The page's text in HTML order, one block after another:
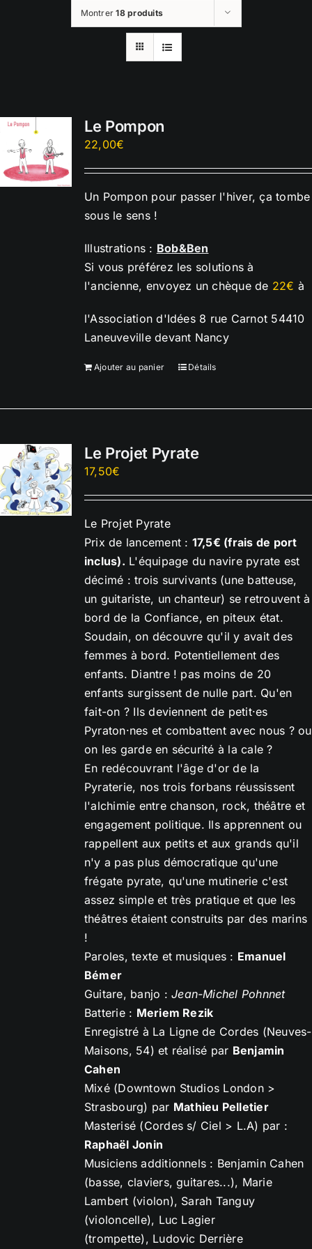
Montrer18 produits
Le Pompon
22,00€
Un Pompon pour passer l'hiver, ça tombe
sous le sens !
Illustrations : Bob&Ben
Si vous préférez les solutions à
l'ancienne, envoyez un chèque de 22€ à
l'Association d'Idées 8 rue Carnot 54410
Laneuveville devant Nancy
Ajouter au panier Détails
Le Projet Pyrate
17,50€
Le Projet Pyrate
Prix de lancement : 17,5€ (frais de port
inclus). L'équipage du navire pyrate est
décimé : trois survivants (une batteuse,
un guitariste, un chanteur) se retrouvent à
bord de la Confiance, en piteux état.
Soudain, on découvre qu'il y avait des
femmes à bord. Potentiellement des
enfants. Diantre ! pas moins de 20
enfants surgissent de nulle part. Qu'en
fait-on ? Ils deviennent de petit·es
Pyraton·nes et combattent avec nous ? ou
on les garde en sécurité à la cale ?
En redécouvrant l'âge d'or de la
Pyraterie, nos trois forbans réussissent
l'alchimie entre chanson, rock, théâtre et
engagement politique. Ils apprennent ou
rappellent aux petits et aux grands qu'il
n'y a pas plus démocratique qu'une
frégate pyrate, qu'une mutinerie c'est
assez simple et très pratique et que les
théâtres étaient construits par des marins
!
Paroles, texte et musiques : Emanuel
Bémer
Guitare, banjo :Jean-Michel Pohnnet
Batterie : Meriem Rezik
Enregistré à La Ligne de Cordes (Neuves-
Maisons, 54) et réalisé par Benjamin
Cahen
Mixé (Downtown Studios London >
Strasbourg) par Mathieu Pelletier
Masterisé (Cordes s/ Ciel > L.A) par :
Raphaël Jonin
Musiciens additionnels : Benjamin Cahen
(basse, claviers, guitares...), Marie
Lambert (violon), Sarah Tanguy
(violoncelle), Luc Lagier
(trompette), Ludovic Derrière